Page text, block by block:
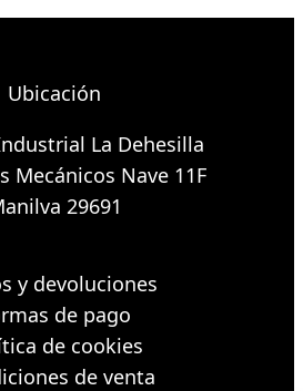
Ubicación
La Dehesilla
Mecánicos Nave 11F
29691
y devoluciones
de pago
de cookies
de venta